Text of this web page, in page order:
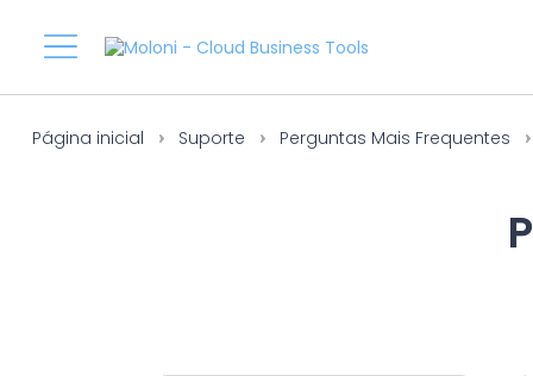
Página inicial Suporte Perguntas Mais Frequentes